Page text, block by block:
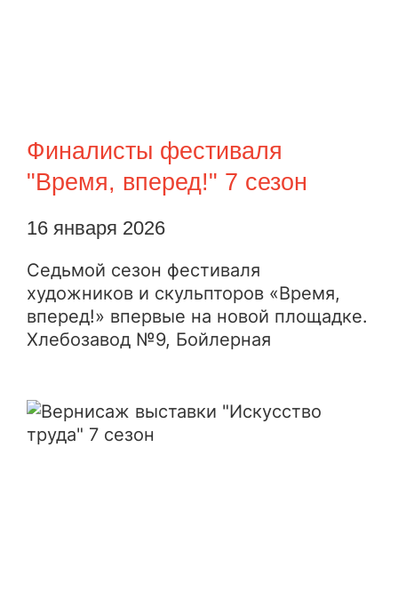
Финалисты фестиваля
"Время, вперед!" 7 сезон
16 января 2026
Седьмой сезон фестиваля
художников и скульпторов «Время,
вперед!» впервые на новой площадке.
Хлебозавод №9, Бойлерная